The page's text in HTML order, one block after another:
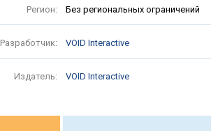
Регион: Без региональных ограничений
Разработчик: VOID Interactive
Издатель: VOID Interactive